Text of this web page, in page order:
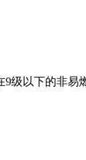
级以下的非